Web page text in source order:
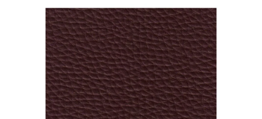
hvězdiček.